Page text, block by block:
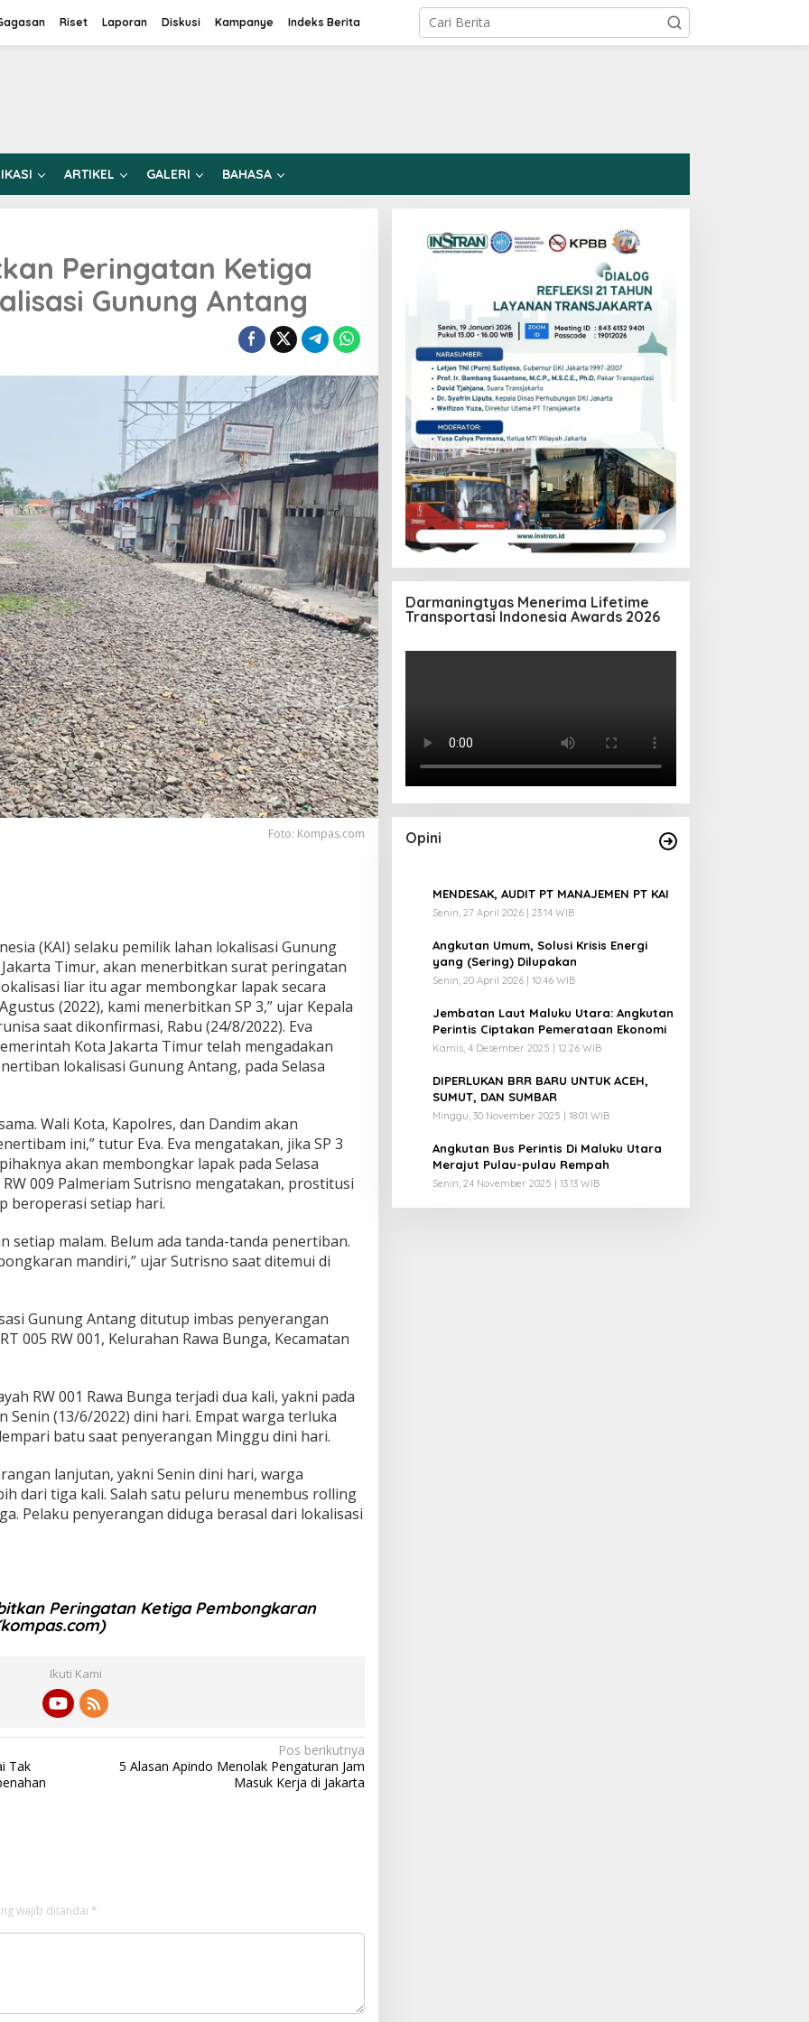
Riset Laporan Diskusi Kampanye Indeks Berita
ARTIKEL GALERI BAHASA
Peringatan Ketiga
Gunung Antang
Foto: Kompas.com
(KAI) selaku pemilik lahan lokalisasi Gunung
Timur, akan menerbitkan surat peringatan
liar itu agar membongkar lapak secara
(2022), kami menerbitkan SP 3,” ujar Kepala
saat dikonfirmasi, Rabu (24/8/2022). Eva
Kota Jakarta Timur telah mengadakan
lokalisasi Gunung Antang, pada Selasa
Wali Kota, Kapolres, dan Dandim akan
ini,” tutur Eva. Eva mengatakan, jika SP 3
akan membongkar lapak pada Selasa
009 Palmeriam Sutrisno mengatakan, prostitusi
beroperasi setiap hari.
setiap malam. Belum ada tanda-tanda penertiban.
mandiri,” ujar Sutrisno saat ditemui di
Gunung Antang ditutup imbas penyerangan
005 RW 001, Kelurahan Rawa Bunga, Kecamatan
RW 001 Rawa Bunga terjadi dua kali, yakni pada
Senin (13/6/2022) dini hari. Empat warga terluka
batu saat penyerangan Minggu dini hari.
lanjutan, yakni Senin dini hari, warga
dari tiga kali. Salah satu peluru menembus rolling
Pelaku penyerangan diduga berasal dari lokalisasi
Peringatan Ketiga Pembongkaran
Ikuti Kami
Tak
Pos berikutnya
5 Alasan Apindo Menolak Pengaturan Jam
Masuk Kerja di Jakarta
wajib ditandai *
Darmaningtyas Menerima Lifetime
Transportasi Indonesia Awards 2026
Opini
MENDESAK, AUDIT PT MANAJEMEN PT KAI
Senin, 27 April 2026 | 23:14 WIB
Angkutan Umum, Solusi Krisis Energi
yang (Sering) Dilupakan
Senin, 20 April 2026 | 10:46 WIB
Jembatan Laut Maluku Utara: Angkutan
Perintis Ciptakan Pemerataan Ekonomi
Kamis, 4 Desember 2025 | 12:26 WIB
DIPERLUKAN BRR BARU UNTUK ACEH,
SUMUT, DAN SUMBAR
Minggu, 30 November 2025 | 18:01 WIB
Angkutan Bus Perintis Di Maluku Utara
Merajut Pulau-pulau Rempah
Senin, 24 November 2025 | 13:13 WIB